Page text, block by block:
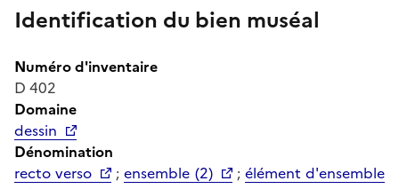
Identification du bien muséal
Numéro d'inventaire
D 402
Domaine
dessin
Dénomination
recto verso
;ensemble (2) ; élément d'ensemble